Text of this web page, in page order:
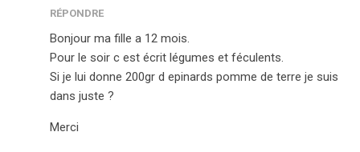
RÉPONDRE
Bonjour ma fille a 12 mois.
Pour le soir c est écrit légumes et féculents.
Si je lui donne 200gr d epinards pomme de terre je suis
dans juste ?
Merci